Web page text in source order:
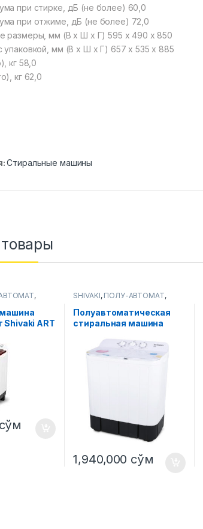
при стирке, дБ (не более) 60,0
при отжиме, дБ (не более) 72,0
размеры, мм (В х Ш х Г) 595 х 490 х 850
упаковкой, мм (В х Ш х Г) 657 х 535 х 885
кг 58,0
кг 62,0
Стиральные машины
,
Shivaki ART
сўм
SHIVAKI, ПОЛУ-АВТОМАТ,
Полуавтоматическая
стиральная машина
1,940,000 сўм